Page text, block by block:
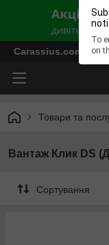
To
on
Carassius.com.ua -
Товари та
Вантаж Клик DS
Сортування